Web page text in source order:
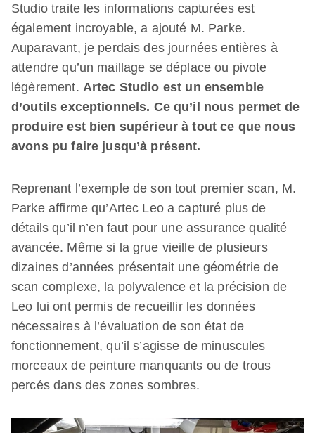
Studio traite les informations capturées est
également incroyable, a ajouté M. Parke.
Auparavant, je perdais des journées entières à
attendre qu’un maillage se déplace ou pivote
légèrement. Artec Studio est un ensemble
d’outils exceptionnels. Ce qu’il nous permet de
produire est bien supérieur à tout ce que nous
avons pu faire jusqu’à présent.
Reprenant l’exemple de son tout premier scan, M.
Parke affirme qu’Artec Leo a capturé plus de
détails qu’il n’en faut pour une assurance qualité
avancée. Même si la grue vieille de plusieurs
dizaines d’années présentait une géométrie de
scan complexe, la polyvalence et la précision de
Leo lui ont permis de recueillir les données
nécessaires à l’évaluation de son état de
fonctionnement, qu’il s’agisse de minuscules
morceaux de peinture manquants ou de trous
percés dans des zones sombres.